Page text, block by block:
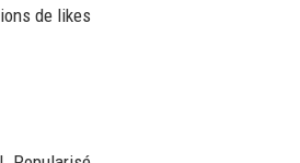
de likes